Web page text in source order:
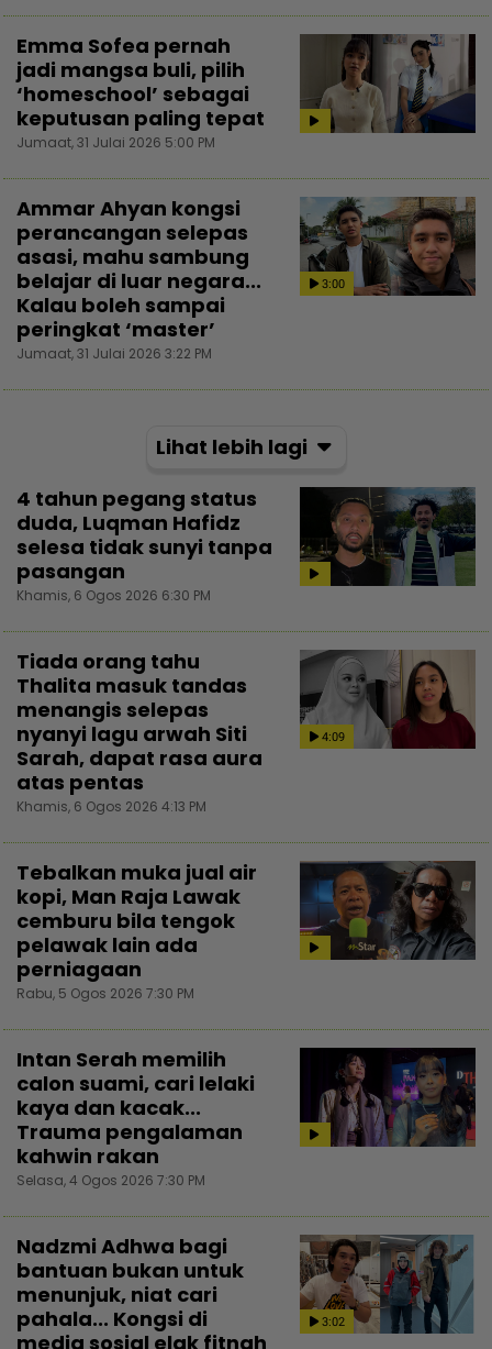
Emma Sofea pernah
jadi mangsa buli, pilih
‘homeschool’ sebagai
keputusan paling tepat
Jumaat, 31 Julai 2026 5:00 PM
3:00
Ammar Ahyan kongsi
perancangan selepas
asasi, mahu sambung
belajar di luar negara...
Kalau boleh sampai
peringkat ‘master’
Jumaat, 31 Julai 2026 3:22 PM
Lihat lebih lagi
4 tahun pegang status
duda, Luqman Hafidz
selesa tidak sunyi tanpa
pasangan
Khamis, 6 Ogos 2026 6:30 PM
4:09
Tiada orang tahu
Thalita masuk tandas
menangis selepas
nyanyi lagu arwah Siti
Sarah, dapat rasa aura
atas pentas
Khamis, 6 Ogos 2026 4:13 PM
Tebalkan muka jual air
kopi, Man Raja Lawak
cemburu bila tengok
pelawak lain ada
perniagaan
Rabu, 5 Ogos 2026 7:30 PM
Intan Serah memilih
calon suami, cari lelaki
kaya dan kacak...
Trauma pengalaman
kahwin rakan
Selasa, 4 Ogos 2026 7:30 PM
3:02
Nadzmi Adhwa bagi
bantuan bukan untuk
menunjuk, niat cari
pahala... Kongsi di
media sosial elak fitnah